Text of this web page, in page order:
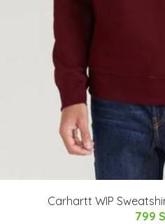
Carhartt WIP
799